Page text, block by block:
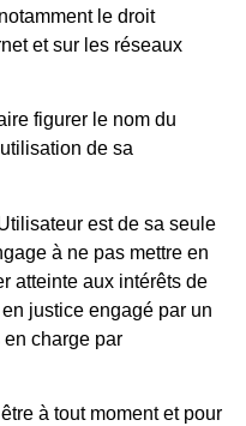
le droit
et sur les réseaux
figurer le nom du
de sa
est de sa seule
à ne pas mettre en
atteinte aux intérêts de
justice engagé par un
charge par
à tout moment et pour